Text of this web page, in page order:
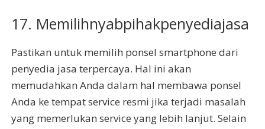
17. Memilihnyabpihakpenyediajasa
Pastikan untuk memilih ponsel smartphone dari
penyedia jasa terpercaya. Hal ini akan
memudahkan Anda dalam hal membawa ponsel
Anda ke tempat service resmi jika terjadi masalah
yang memerlukan service yang lebih lanjut. Selain